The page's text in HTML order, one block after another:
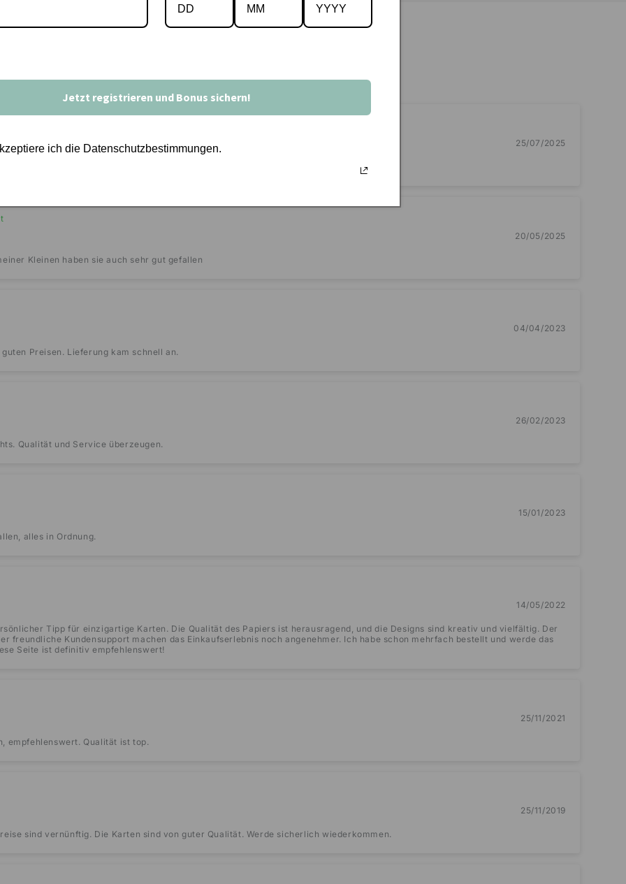
10
liebt
25/07/2025
20/05/2025
Kleinen haben sie auch sehr gut gefallen
04/04/2023
Preisen. Lieferung kam schnell an.
26/02/2023
Qualität und Service überzeugen.
15/01/2023
alles in Ordnung.
14/05/2022
Tipp für einzigartige Karten. Die Qualität des Papiers ist herausragend, und die Designs sind kreativ und vielfältig. Der
freundliche Kundensupport machen das Einkaufserlebnis noch angenehmer. Ich habe schon mehrfach bestellt und werde das
Seite ist definitiv empfehlenswert!
25/11/2021
empfehlenswert. Qualität ist top.
25/11/2019
sind vernünftig. Die Karten sind von guter Qualität. Werde sicherlich wiederkommen.
Jetzt registrieren und Bonus sichern!
ich die Datenschutzbestimmungen.